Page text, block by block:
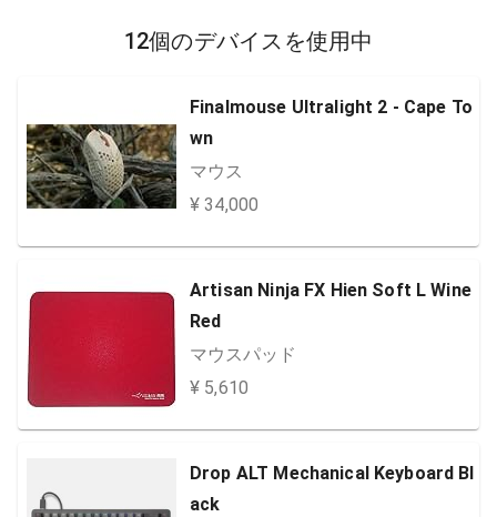
12個のデバイスを使用中
Finalmouse Ultralight 2 - Cape To
wn
マウス
¥ 34,000
Artisan Ninja FX Hien Soft L Wine
Red
マウスパッド
¥ 5,610
Drop ALT Mechanical Keyboard Bl
ack